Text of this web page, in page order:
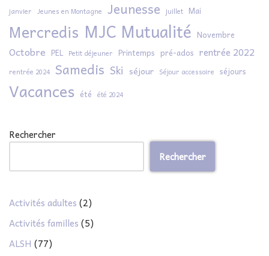
janvier Jeunes en Montagne Jeunesse juillet Mai
Mercredis MJC Mutualité Novembre
Octobre PEL Petit déjeuner Printemps pré-ados rentrée 2022
rentrée 2024 Samedis Ski séjour Séjour accessoire séjours
Vacances été été 2024
Rechercher
Rechercher
Activités adultes (2)
Activités familles (5)
ALSH (77)